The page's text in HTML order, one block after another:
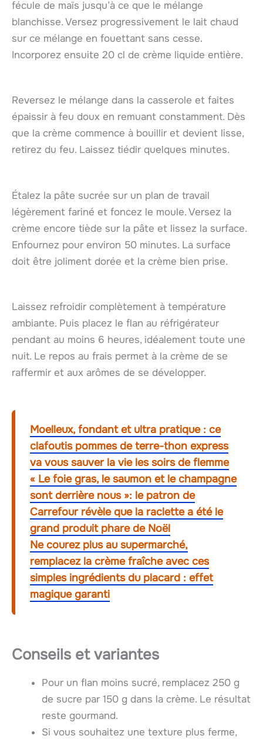
fécule de maïs jusqu’à ce que le mélange
blanchisse. Versez progressivement le lait chaud
sur ce mélange en fouettant sans cesse.
Incorporez ensuite 20 cl de crème liquide entière.
Reversez le mélange dans la casserole et faites
épaissir à feu doux en remuant constamment. Dès
que la crème commence à bouillir et devient lisse,
retirez du feu. Laissez tiédir quelques minutes.
Étalez la pâte sucrée sur un plan de travail
légèrement fariné et foncez le moule. Versez la
crème encore tiède sur la pâte et lissez la surface.
Enfournez pour environ 50 minutes. La surface
doit être joliment dorée et la crème bien prise.
Laissez refroidir complètement à température
ambiante. Puis placez le flan au réfrigérateur
pendant au moins 6 heures, idéalement toute une
nuit. Le repos au frais permet à la crème de se
raffermir et aux arômes de se développer.
Moelleux, fondant et ultra pratique : ce
clafoutis pommes de terre-thon express
va vous sauver la vie les soirs de flemme
« Le foie gras, le saumon et le champagne
sont derrière nous »: le patron de
Carrefour révèle que la raclette a été le
grand produit phare de Noël
Ne courez plus au supermarché,
remplacez la crème fraîche avec ces
simples ingrédients du placard : effet
magique garanti
Conseils et variantes
Pour un flan moins sucré, remplacez 250 g
de sucre par 150 g dans la crème. Le résultat
reste gourmand.
Si vous souhaitez une texture plus ferme,